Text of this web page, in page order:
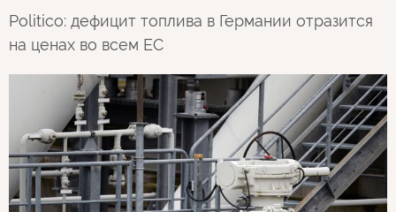
Politico: дефицит топлива в Германии отразится
на ценах во всем ЕС